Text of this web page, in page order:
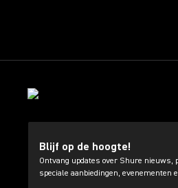
Blijf op de hoogte!
Ontvang updates over Shure nieuws,
speciale aanbiedingen, evenementen